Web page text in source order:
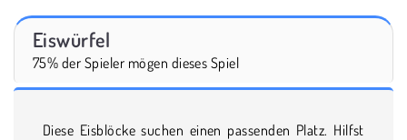
Eiswürfel
75% der Spieler mögen dieses Spiel
Diese Eisblöcke suchen einen passenden Platz. Hilfst